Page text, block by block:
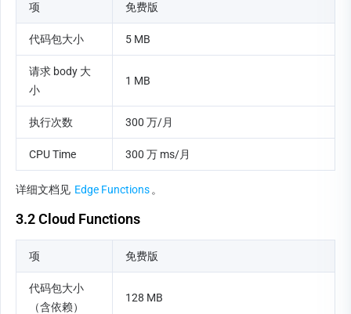
项 免费版
代码包大小 5 MB
请求 body 大
小
1 MB
执行次数 300 万/月
CPU Time 300 万 ms/月
详细文档见 Edge Functions 。
3.2 Cloud Functions
项 免费版
代码包大小
（含依赖）
128 MB